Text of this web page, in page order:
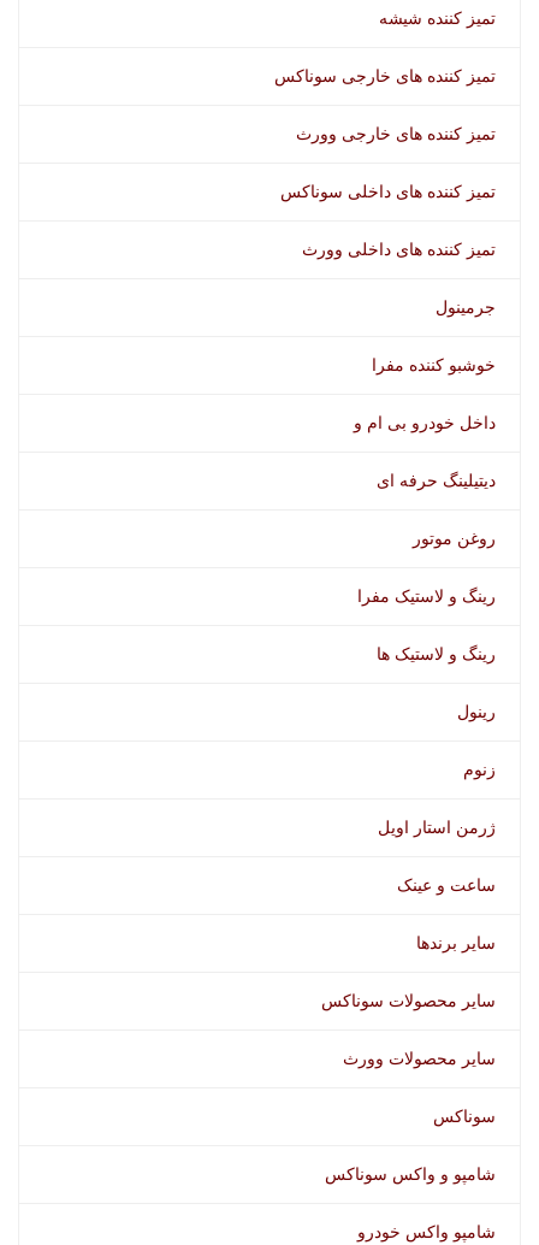
تمیز کننده شیشه
تمیز کننده های خارجی سوناکس
تمیز کننده های خارجی وورث
تمیز کننده های داخلی سوناکس
تمیز کننده های داخلی وورث
جرمینول
خوشبو کننده مفرا
داخل خودرو بی ام و
دیتیلینگ حرفه ای
روغن موتور
رینگ و لاستیک مفرا
رینگ و لاستیک ها
رینول
زنوم
ژرمن استار اویل
ساعت و عینک
سایر برندها
سایر محصولات سوناکس
سایر محصولات وورث
سوناکس
شامپو و واکس سوناکس
شامپو واکس خودرو